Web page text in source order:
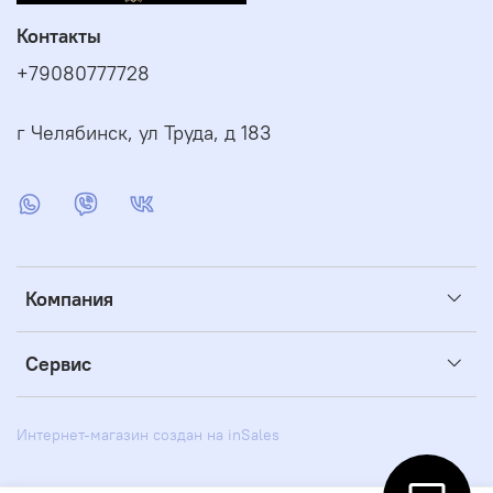
Компания
Сервис
Контакты
+79080777728
г Челябинск, ул Труда, д 183
Интернет-магазин создан на inSales